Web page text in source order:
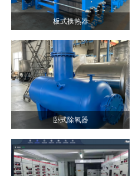
板式换热器
卧式除氧器